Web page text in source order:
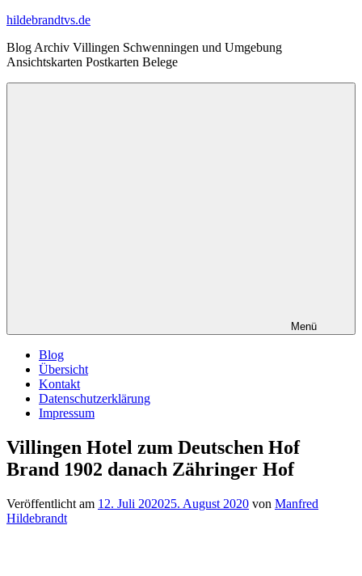
Zum
springen
hildebrandtvs.de
Blog Archiv Villingen Schwenningen und Umgebung
Ansichtskarten Postkarten Belege
Menü
Blog
Übersicht
Kontakt
Datenschutzerklärung
Impressum
Villingen Hotel zum Deutschen Hof
Brand 1902 danach Zähringer Hof
Veröffentlicht am 12. Juli 202025. August 2020 von Manfred
Hildebrandt